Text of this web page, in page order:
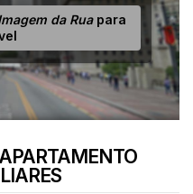
da Ruapara